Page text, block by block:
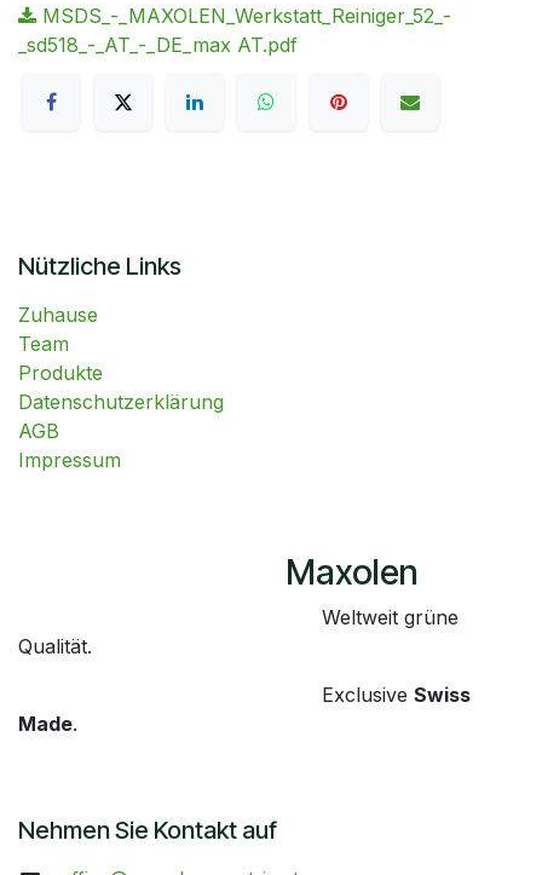
MSDS_-_MAXOLEN_Werkstatt_Reiniger_52_-
_sd518_-_AT_-_DE_max AT.pdf
Nützliche Links
Zuhause
Team
Produkte
Datenschutzerklärung
AGB
Impressum
​Maxolen
​Weltweit grüne
Qualität.
​Exclusive Swiss
Made.
Nehmen Sie Kontakt auf